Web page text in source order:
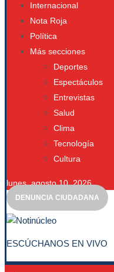
Internacional
Nota Roja
Política
Más secciones
Deportes
Espectáculos
Entrevistas
Salud
Clima
Tecnología
Cultura
lunes, agosto 10, 2026
DENUNCIA CIUDADANA
ESCÚCHANOS EN VIVO